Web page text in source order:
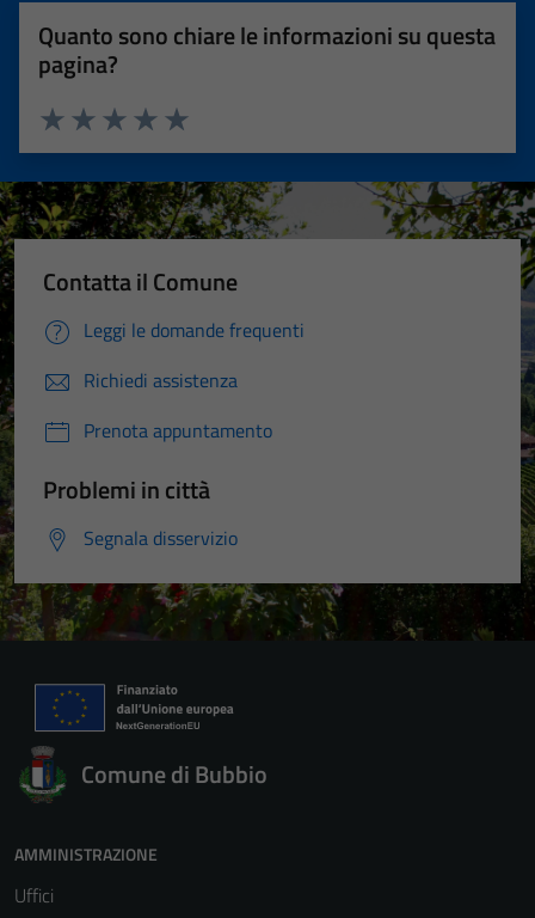
Quanto sono chiare le informazioni su questa
pagina?
Valuta 5 stelle su 5
Valuta 4 stelle su 5
Valuta 3 stelle su 5
Valuta 2 stelle su 5
Valuta 1 stelle su 5
Contatta il Comune
Leggi le domande frequenti
Richiedi assistenza
Prenota appuntamento
Problemi in città
Segnala disservizio
Comune di Bubbio
AMMINISTRAZIONE
Uffici